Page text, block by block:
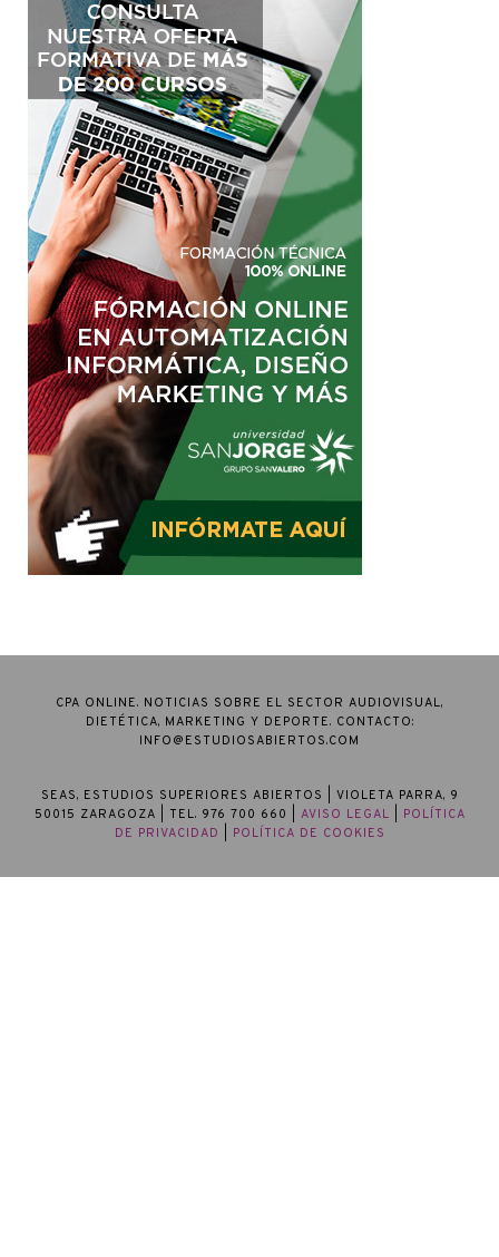
CPA ONLINE. NOTICIAS SOBRE EL SECTOR AUDIOVISUAL,
DIETÉTICA, MARKETING Y DEPORTE. CONTACTO:
INFO@ESTUDIOSABIERTOS.COM
SEAS, ESTUDIOS SUPERIORES ABIERTOS
| VIOLETA PARRA, 9
50015 ZARAGOZA | TEL. 976 700 660 | AVISO LEGAL
POLÍTICA
DE PRIVACIDAD
POLÍTICA DE COOKIES